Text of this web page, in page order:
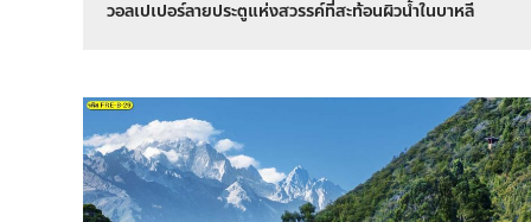
วอลเปเปอร์ลายประตูแห่งสวรรค์ที่สะท้อนผิวน้ำในบาหลี